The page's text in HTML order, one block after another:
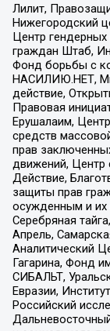
Лилит,
Нижегородский
Центр
граждан Штаб,
Фонд борьбы с
НАСИЛИЮ.НЕТ,
действие,
Правовая
Ерушалаим,
средств
прав
движений, Центр
Действие,
защиты прав
осужденным и их
Серебряная
Апрель,
Аналитический
Гагарина, Фонд
СИБАЛЬТ,
Евразии,
Российский